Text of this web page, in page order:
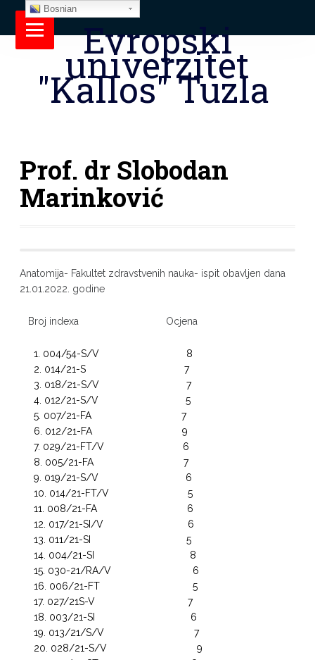
Evropski
univerzitet
"Kallos" Tuzla
Prof. dr Slobodan
Marinković
Anatomija- Fakultet zdravstvenih nauka- ispit obavljen dana
21.01.2022. godine
Broj indexa Ocjena
004/54-S/V 8
014/21-S 7
018/21-S/V 7
012/21-S/V 5
007/21-FA 7
012/21-FA 9
029/21-FT/V 6
005/21-FA 7
019/21-S/V 6
014/21-FT/V 5
008/21-FA 6
017/21-SI/V 6
011/21-SI 5
004/21-SI 8
030-21/RA/V 6
006/21-FT 5
027/21S-V 7
003/21-SI 6
013/21/S/V 7
028/21-S/V 9
Bosnian